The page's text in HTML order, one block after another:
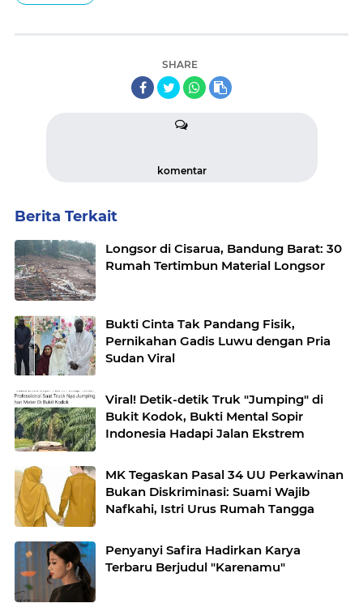
SHARE
komentar
Berita Terkait
Longsor di Cisarua, Bandung Barat: 30
Rumah Tertimbun Material Longsor
Bukti Cinta Tak Pandang Fisik,
Pernikahan Gadis Luwu dengan Pria
Sudan Viral
Viral! Detik-detik Truk "Jumping" di
Bukit Kodok, Bukti Mental Sopir
Indonesia Hadapi Jalan Ekstrem
MK Tegaskan Pasal 34 UU Perkawinan
Bukan Diskriminasi: Suami Wajib
Nafkahi, Istri Urus Rumah Tangga
Penyanyi Safira Hadirkan Karya
Terbaru Berjudul "Karenamu"